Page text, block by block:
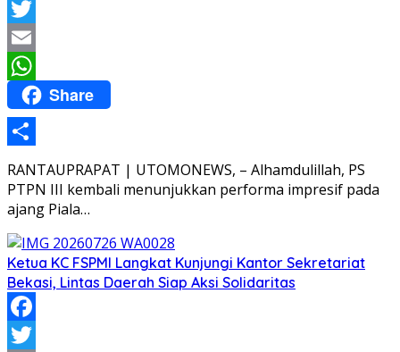
Facebook
Twitter
Email
WhatsApp
Share
Share
RANTAUPRAPAT | UTOMONEWS, – Alhamdulillah, PS
PTPN III kembali menunjukkan performa impresif pada
ajang Piala…
Ketua KC FSPMI Langkat Kunjungi Kantor Sekretariat
Bekasi, Lintas Daerah Siap Aksi Solidaritas
Facebook